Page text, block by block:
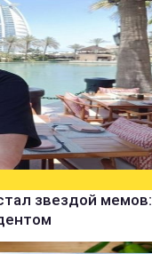
звездой мемов: